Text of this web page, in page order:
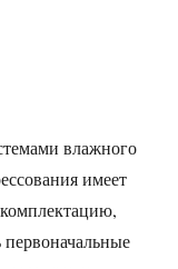
влажного
имеет
первоначальные